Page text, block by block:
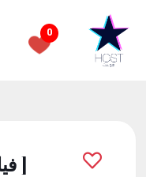
0
استديو [ Velura | فيلورا ]